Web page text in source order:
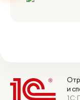
и